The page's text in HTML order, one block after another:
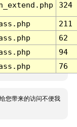
324
211
62
94
76
您带来的访问不便我